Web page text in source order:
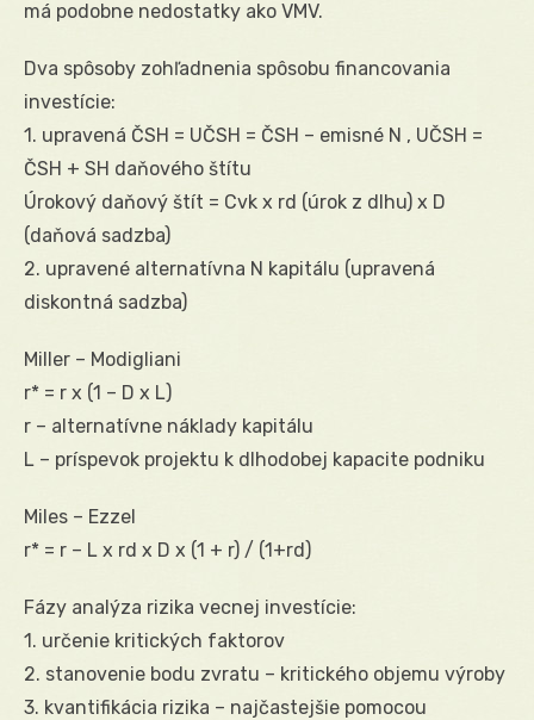
má podobne nedostatky ako VMV.
Dva spôsoby zohľadnenia spôsobu financovania
investície:
1. upravená ČSH = UČSH = ČSH – emisné N , UČSH =
ČSH + SH daňového štítu
Úrokový daňový štít = Cvk x rd (úrok z dlhu) x D
(daňová sadzba)
2. upravené alternatívna N kapitálu (upravená
diskontná sadzba)
Miller – Modigliani
r* = r x (1 – D x L)
r – alternatívne náklady kapitálu
L – príspevok projektu k dlhodobej kapacite podniku
Miles – Ezzel
r* = r – L x rd x D x (1 + r) / (1+rd)
Fázy analýza rizika vecnej investície:
1. určenie kritických faktorov
2. stanovenie bodu zvratu – kritického objemu výroby
3. kvantifikácia rizika – najčastejšie pomocou